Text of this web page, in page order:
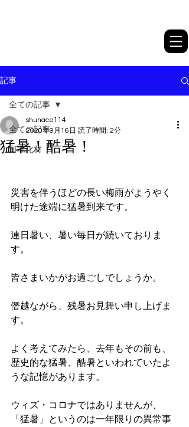
記事
全ての記事
日本化材
全ての記事
猛暑！酷暑！
shunace114
2020年9月16日 読了時間: 2分
災害を伴うほどの長い梅雨がようやく
明けた途端に猛暑到来です。
連日暑い、暑い毎日が続いておりま
す。
皆さまいかがお過ごしでしょうか。
僭越ながら、残暑お見舞い申し上げま
す。
よく考えてみたら、去年もその前も、
歴史的な猛暑、酷暑といわれていたよ
うな記憶があります。
ウィズ・コロナではありませんが、
「猛暑」というのは一年限りの異常事